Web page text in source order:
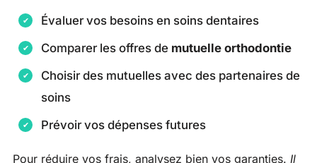
Évaluer vos besoins en soins dentaires
Comparer les offres de mutuelle orthodontie
Choisir des mutuelles avec des partenaires de
soins
Prévoir vos dépenses futures
Pour réduire vos frais, analysez bien vos garanties. Il